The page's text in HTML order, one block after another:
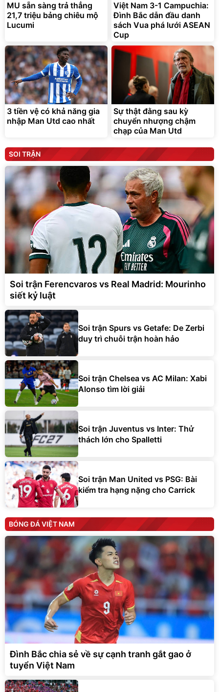
MU sẵn sàng trả thẳng
21,7 triệu bảng chiêu mộ
Lucumi
Việt Nam 3-1 Campuchia:
Đình Bắc dẫn đầu danh
sách Vua phá lưới ASEAN
Cup
3 tiền vệ có khả năng gia
nhập Man Utd cao nhất
Sự thật đằng sau kỳ
chuyển nhượng chậm
chạp của Man Utd
SOI TRẬN
Soi trận Ferencvaros vs Real Madrid: Mourinho
siết kỷ luật
Soi trận Spurs vs Getafe: De Zerbi
duy trì chuỗi trận hoàn hảo
Soi trận Chelsea vs AC Milan: Xabi
Alonso tìm lời giải
Soi trận Juventus vs Inter: Thử
thách lớn cho Spalletti
Soi trận Man United vs PSG: Bài
kiểm tra hạng nặng cho Carrick
BÓNG ĐÁ VIỆT NAM
Đình Bắc chia sẻ về sự cạnh tranh gắt gao ở
tuyển Việt Nam